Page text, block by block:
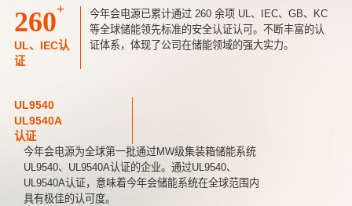
260+
UL、IEC认
证
今年会电源已累计通过 260 余项 UL、IEC、GB、KC
等全球储能领先标准的安全认证认可。不断丰富的认
证体系，体现了公司在储能领域的强大实力。
UL9540
UL9540A
认证
今年会电源为全球第一批通过MW级集装箱储能系统
UL9540、UL9540A认证的企业。通过UL9540、
UL9540A认证，意味着今年会储能系统在全球范围内
具有极佳的认可度。